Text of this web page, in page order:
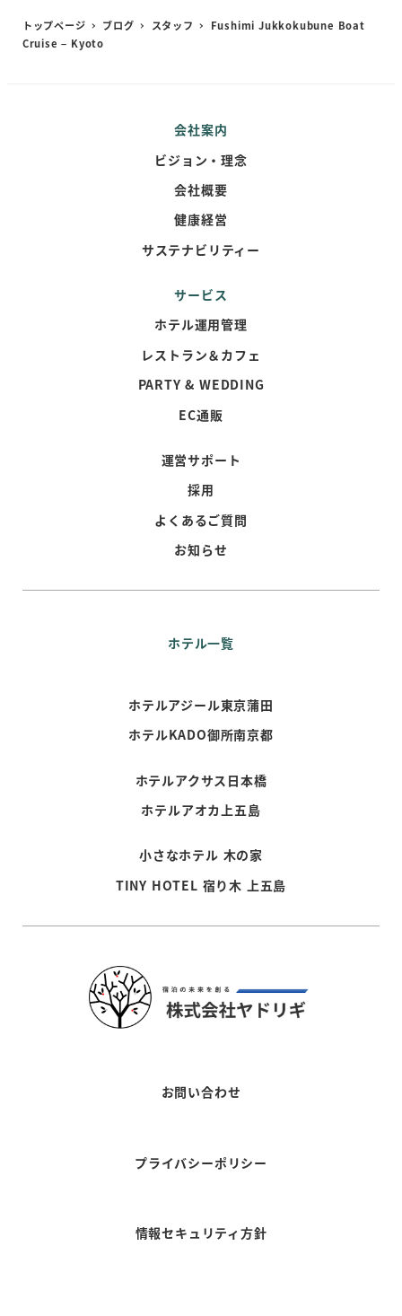
トップページ ブログ スタッフ
Fushimi Jukkokubune Boat
Cruise – Kyoto
会社案内
ビジョン・理念
会社概要
健康経営
サステナビリティー
サービス
ホテル運用管理
レストラン＆カフェ
PARTY & WEDDING
EC通販
運営サポート
採用
よくあるご質問
お知らせ
ホテル一覧
ホテルアジール東京蒲田
ホテルKADO御所南京都
ホテルアクサス日本橋
ホテルアオカ上五島
小さなホテル 木の家
TINY HOTEL 宿り木 上五島
お問い合わせ
プライバシーポリシー
情報セキュリティ方針